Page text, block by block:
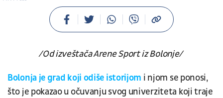
/Od izveštača Arene Sport iz Bolonje/
Bolonja je grad koji odiše istorijom i njom se ponosi,
što je pokazao u očuvanju svog univerziteta koji traje